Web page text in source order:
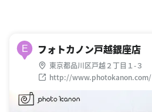
E フォトカノン戸越銀座店
東京都品川区戸越２丁目１-３
http://www.photokanon.com/